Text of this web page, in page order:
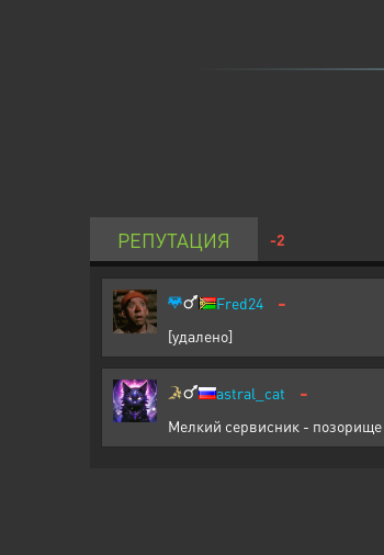
РЕПУТАЦИЯ -2
Fred24 -
[удалено]
astral_cat -
Мелкий сервисник - позорище